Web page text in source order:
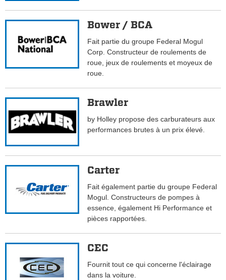
Bower / BCA
Fait partie du groupe Federal Mogul
Corp. Constructeur de roulements de
roue, jeux de roulements et moyeux de
roue.
Brawler
by Holley propose des carburateurs aux
performances brutes à un prix élevé.
Carter
Fait également partie du groupe Federal
Mogul. Constructeurs de pompes à
essence, également Hi Performance et
pièces rapportées.
CEC
Fournit tout ce qui concerne l'éclairage
dans la voiture.